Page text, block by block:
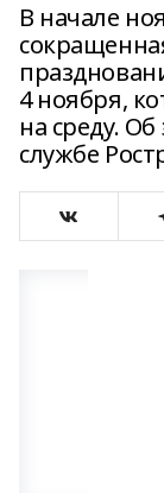
В начале
4 ноября,
на среду.
службе